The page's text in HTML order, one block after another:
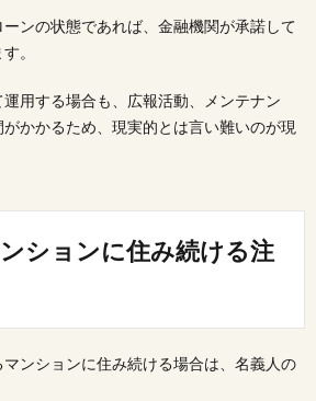
ンの状態であれば、金融機関が承諾して
。
用する場合も、広報活動、メンテナン
かかるため、現実的とは言い難いのが現
ションに住み続ける注
ンションに住み続ける場合は、名義人の